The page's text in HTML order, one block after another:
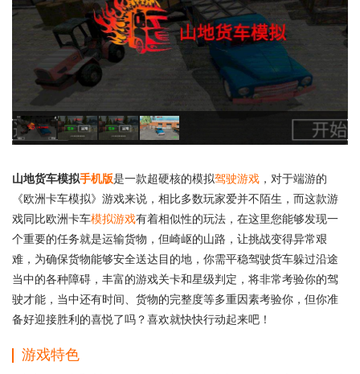
山地货车模拟手机版是一款超硬核的模拟驾驶游戏 ，对于端游的
《欧洲卡车模拟》游戏来说，相比多数玩家爱并不陌生，而这款游
戏同比欧洲卡车模拟游戏有着相似性的玩法，在这里您能够发现一
个重要的任务就是运输货物，但崎岖的山路，让挑战变得异常艰
难，为确保货物能够安全送达目的地，你需平稳驾驶货车躲过沿途
当中的各种障碍，丰富的游戏关卡和星级判定，将非常考验你的驾
驶才能，当中还有时间、货物的完整度等多重因素考验你，但你准
备好迎接胜利的喜悦了吗？喜欢就快快行动起来吧！
游戏特色